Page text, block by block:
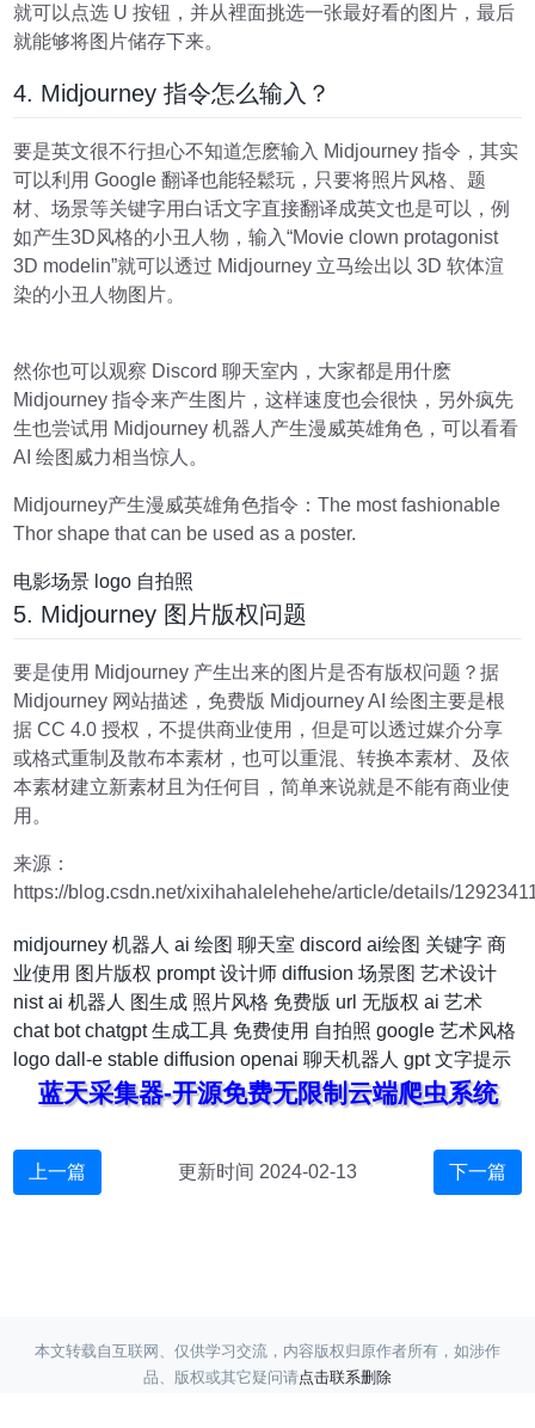
就可以点选 U 按钮，并从裡面挑选一张最好看的图片，最后
就能够将图片储存下来。
4. Midjourney 指令怎么输入？
要是英文很不行担心不知道怎麽输入 Midjourney 指令，其实
可以利用 Google 翻译也能轻鬆玩，只要将照片风格、题
材、场景等关键字用白话文字直接翻译成英文也是可以，例
如产生3D风格的小丑人物，输入“Movie clown protagonist
3D modelin”就可以透过 Midjourney 立马绘出以 3D 软体渲
染的小丑人物图片。
然你也可以观察 Discord 聊天室内，大家都是用什麽
Midjourney 指令来产生图片，这样速度也会很快，另外疯先
生也尝试用 Midjourney 机器人产生漫威英雄角色，可以看看
AI 绘图威力相当惊人。
Midjourney产生漫威英雄角色指令：The most fashionable
Thor shape that can be used as a poster.
电影场景 logo 自拍照
5. Midjourney 图片版权问题
要是使用 Midjourney 产生出来的图片是否有版权问题？据
Midjourney 网站描述，免费版 Midjourney AI 绘图主要是根
据 CC 4.0 授权，不提供商业使用，但是可以透过媒介分享
或格式重制及散布本素材，也可以重混、转换本素材、及依
本素材建立新素材且为任何目，简单来说就是不能有商业使
用。
来源：
https://blog.csdn.net/xixihahalelehehe/article/details/
midjourney 机器人 ai 绘图 聊天室 discord ai绘图 关键字 商
业使用 图片版权 prompt 设计师 diffusion 场景图 艺术设计
nist ai 机器人 图生成 照片风格 免费版 url 无版权 ai 艺术
chat bot chatgpt 生成工具 免费使用 自拍照 google 艺术风格
logo dall-e stable diffusion openai 聊天机器人 gpt 文字提示
蓝天采集器-开源免费无限制云端爬虫系统
上一篇 更新时间 2024-02-13 下一篇
本文转载自互联网、仅供学习交流，内容版权归原作者所有，如涉作
品、版权或其它疑问请点击联系删除